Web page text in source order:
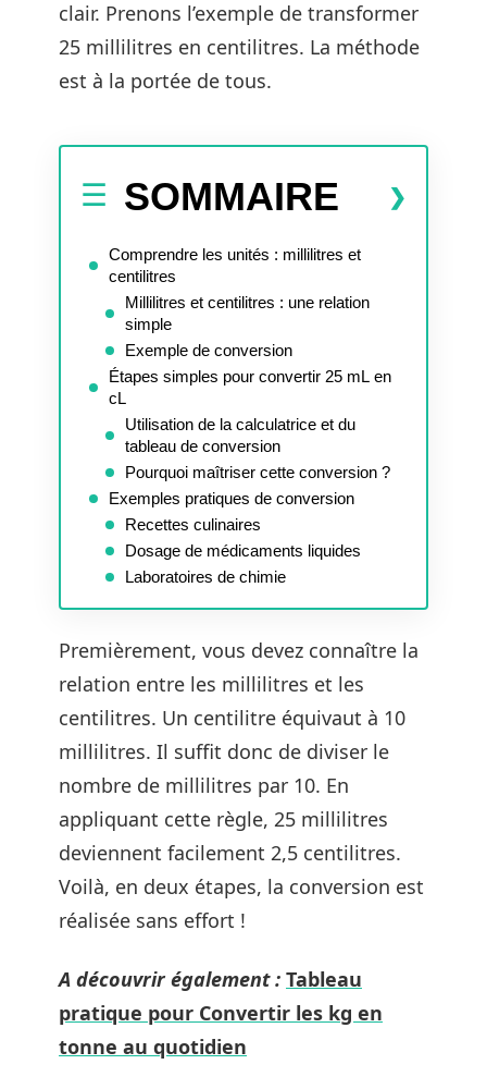
clair. Prenons l’exemple de transformer
25 millilitres en centilitres. La méthode
est à la portée de tous.
SOMMAIRE
Comprendre les unités : millilitres et
centilitres
Millilitres et centilitres : une relation
simple
Exemple de conversion
Étapes simples pour convertir 25 mL en
cL
Utilisation de la calculatrice et du
tableau de conversion
Pourquoi maîtriser cette conversion ?
Exemples pratiques de conversion
Recettes culinaires
Dosage de médicaments liquides
Laboratoires de chimie
Premièrement, vous devez connaître la
relation entre les millilitres et les
centilitres. Un centilitre équivaut à 10
millilitres. Il suffit donc de diviser le
nombre de millilitres par 10. En
appliquant cette règle, 25 millilitres
deviennent facilement 2,5 centilitres.
Voilà, en deux étapes, la conversion est
réalisée sans effort !
A découvrir également : Tableau
pratique pour Convertir les kg en
tonne au quotidien